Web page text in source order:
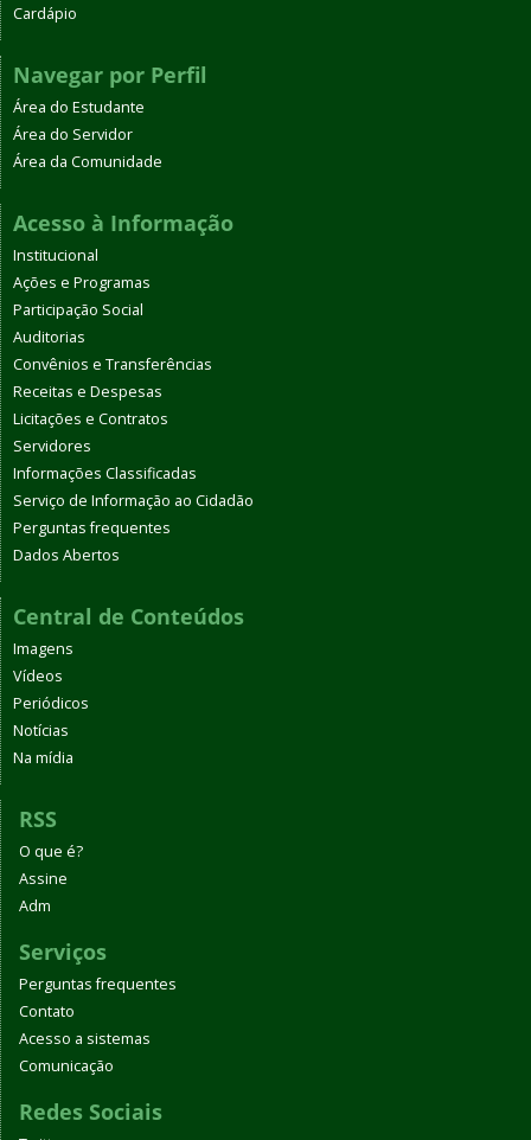
Cardápio
Navegar por Perfil
Área do Estudante
Área do Servidor
Área da Comunidade
Acesso à Informação
Institucional
Ações e Programas
Participação Social
Auditorias
Convênios e Transferências
Receitas e Despesas
Licitações e Contratos
Servidores
Informações Classificadas
Serviço de Informação ao Cidadão
Perguntas frequentes
Dados Abertos
Central de Conteúdos
Imagens
Vídeos
Periódicos
Notícias
Na mídia
RSS
O que é?
Assine
Adm
Serviços
Perguntas frequentes
Contato
Acesso a sistemas
Comunicação
Redes Sociais